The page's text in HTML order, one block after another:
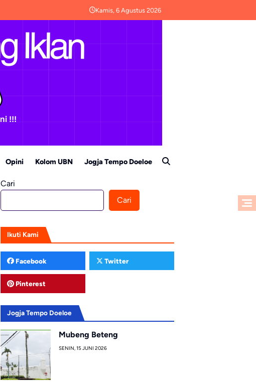
Kamis, 6 Agustus 2026
Opini Kolom UBN Jogja Tempo Doeloe
Cari
Cari
Ikuti Kami
Facebook Twitter
Pinterest
Jogja Tempo Doeloe
Mubeng Beteng
SENIN, 15 JUNI 2026